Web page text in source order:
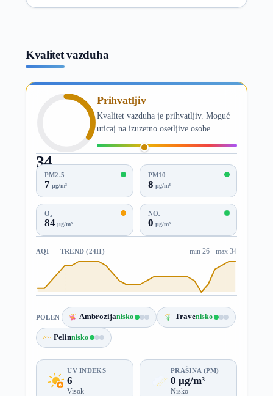
Kvalitet vazduha
34
AQI
Prihvatljiv
Kvalitet vazduha je prihvatljiv. Moguć
uticaj na izuzetno osetljive osobe.
PM2.5
7 µg/m³
PM10
8 µg/m³
O₃
84µg/m³
NO₂
0 µg/m³
AQI — TREND (24H) min 26 · max 34
POLEN Ambrozijanisko Travenisko
Pelinnisko
UV INDEKS
6
Visok
PRAŠINA (PM)
0 µg/m³
Nisko